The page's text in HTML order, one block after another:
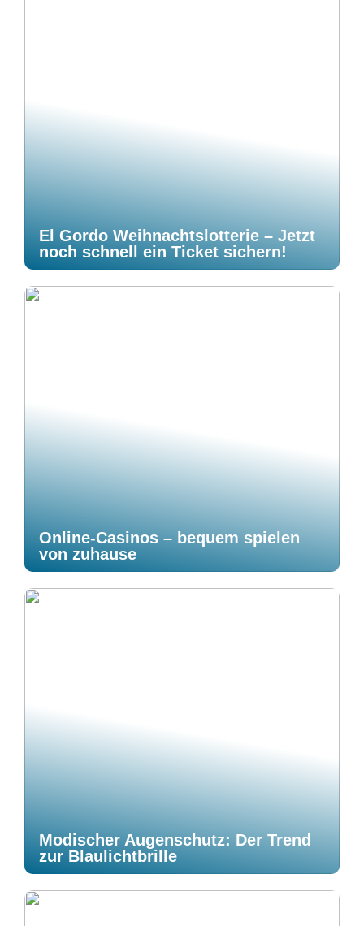
El Gordo Weihnachtslotterie – Jetzt
noch schnell ein Ticket sichern!
Online-Casinos – bequem spielen
von zuhause
Modischer Augenschutz: Der Trend
zur Blaulichtbrille